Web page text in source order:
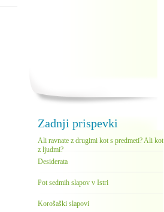
Zadnji prispevki
Ali ravnate z drugimi kot s predmeti? Ali kot
z ljudmi?
Desiderata
Pot sedmih slapov v Istri
Korošaški slapovi